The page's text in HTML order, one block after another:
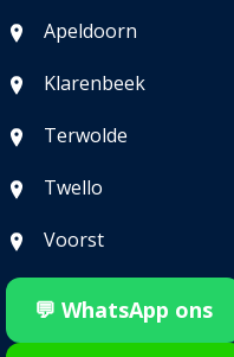
Apeldoorn
Klarenbeek
Terwolde
Twello
Voorst
💬 WhatsApp ons